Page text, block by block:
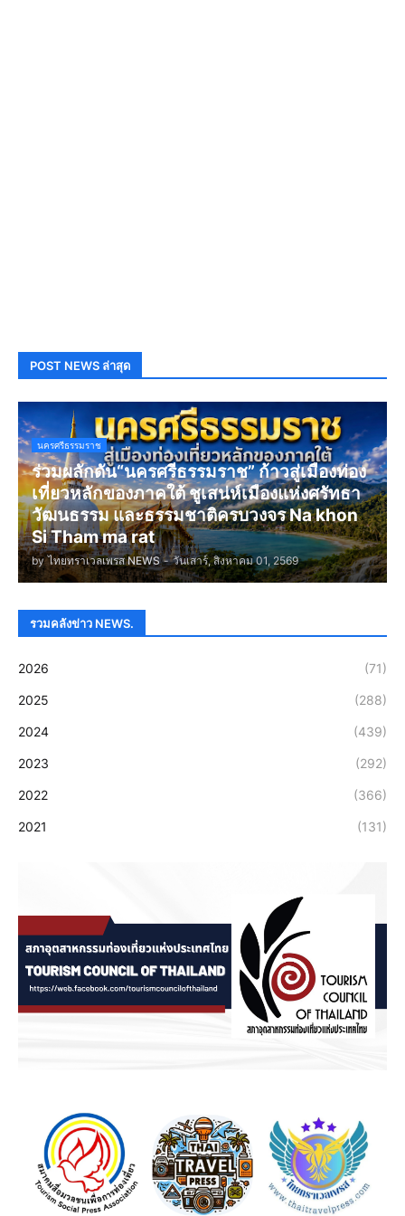
POST NEWS ล่าสุด
นครศรีธรรมราช
ร่วมผลักดัน“นครศรีธรรมราช” ก้าวสู่เมืองท่อง
เที่ยวหลักของภาคใต้ ชูเสน่ห์เมืองแห่งศรัทธา
วัฒนธรรม และธรรมชาติครบวงจร Na khon
Si Tham ma rat
by ไทยทราเวลเพรส NEWS - วันเสาร์, สิงหาคม 01, 2569
รวมคลังข่าว NEWS.
2026 (71)
2025 (288)
2024 (439)
2023 (292)
2022 (366)
2021 (131)